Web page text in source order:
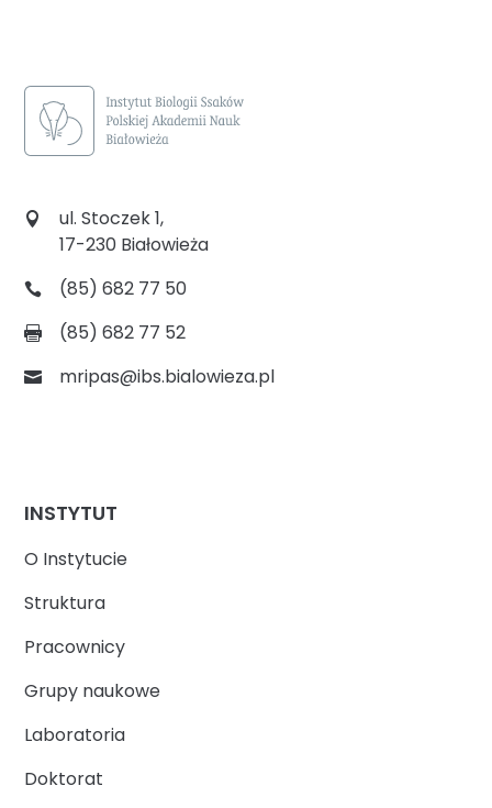
ul. Stoczek 1,
17-230 Białowieża
(85) 682 77 50
(85) 682 77 52
mripas@ibs.bialowieza.pl
INSTYTUT
O Instytucie
Struktura
Pracownicy
Grupy naukowe
Laboratoria
Doktorat